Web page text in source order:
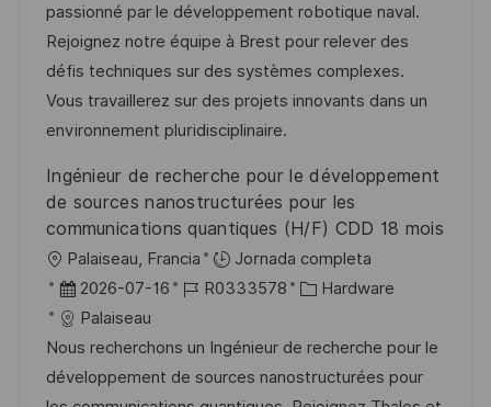
a
c
i
ó
n
h
a
d
e
p
b
i
c
a
e
e
m
p
l
o
e
g
o
r
passionné par le développement robotique naval.
Rejoignez notre équipe à Brest pour relever des
défis techniques sur des systèmes complexes.
Vous travaillerez sur des projets innovants dans un
environnement pluridisciplinaire.
Ingénieur de recherche pour le développement
de sources nanostructurées pour les
communications quantiques (H/F) CDD 18 mois
U
b
c
a
Palaiseau, Francia
Jornada completa
F
e
c
h
2026-07-16
I
d
e
R0333578
C
t
e
Hardware
Palaiseau
Nous recherchons un Ingénieur de recherche pour le
développement de sources nanostructurées pour